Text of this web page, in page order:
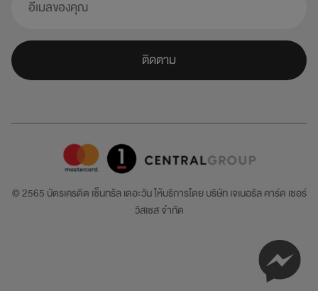
ติดตาม
© 2565 บัตรเครดิต เซ็นทรัล เดอะวัน ให้บริการโดยบริษัท เจเนอรัล คาร์ด เซอร์
วิสเซส จำกัด